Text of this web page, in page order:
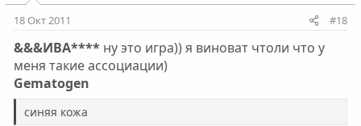
18 Окт 2011 #18
&&&ИВА****ну это игра)) я виноват чтоли что у
меня такие ассоциации)
Gematogen
синяя кожа